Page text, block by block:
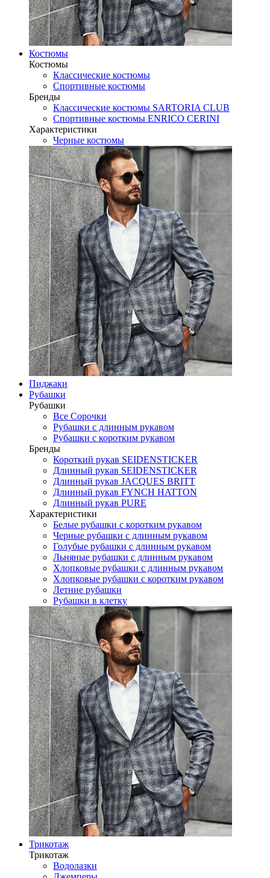
Костюмы
Костюмы
Классические костюмы
Спортивные костюмы
Бренды
Классические костюмы SARTORIA CLUB
Спортивные костюмы ENRICO CERINI
Характеристики
Черные костюмы
Пиджаки
Рубашки
Рубашки
Все Сорочки
Рубашки с длинным рукавом
Рубашки с коротким рукавом
Бренды
Короткий рукав SEIDENSTICKER
Длинный рукав SEIDENSTICKER
Длинный рукав JAСQUES BRITT
Длинный рукав FYNCH HATTON
Длинный рукав PURE
Характеристики
Белые рубашки с коротким рукавом
Черные рубашки с длинным рукавом
Голубые рубашки с длинным рукавом
Льняные рубашки с длинным рукавом
Хлопковые рубашки с длинным рукавом
Хлопковые рубашки с коротким рукавом
Летние рубашки
Рубашки в клетку
Трикотаж
Трикотаж
Водолазки